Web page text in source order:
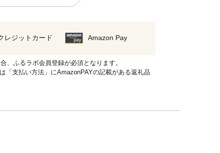
レジットカード Amazon Pay
、ふるラボ会員登録が必須となります。
「支払い方法」にAmazonPAYの記載がある返礼品